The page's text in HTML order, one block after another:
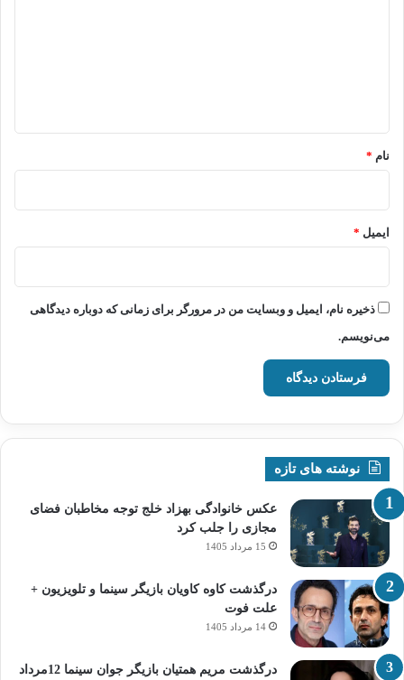
نام *
ایمیل *
ذخیره نام، ایمیل و وبسایت من در مرورگر برای زمانی که دوباره دیدگاهی
می‌نویسم.
نوشته های تازه
عکس خانوادگی بهزاد خلج توجه مخاطبان فضای
مجازی را جلب کرد
15 مرداد 1405
درگذشت کاوه کاویان بازیگر سینما و تلویزیون +
علت فوت
14 مرداد 1405
درگذشت مریم همتیان بازیگر جوان سینما 12مرداد